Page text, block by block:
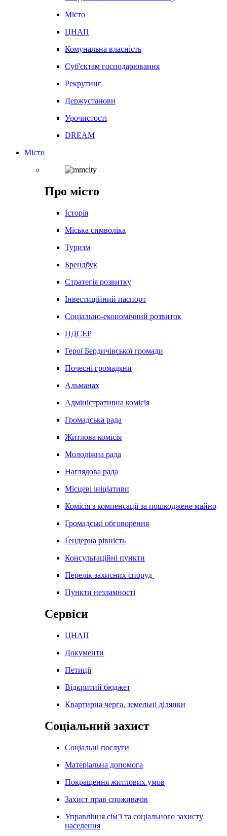
Місто
ЦНАП
Комунальна власність
Суб'єктам господарювання
Рекрутинг
Держустанови
Урочистості
DREAM
Місто
Про місто
Історія
Міська символіка
Туризм
Брендбук
Стратегія розвитку
Інвестиційний паспорт
Соціально-економічний розвиток
ПДСЕР
Герої Бердичівської громади
Почесні громадяни
Альманах
Адміністративна комісія
Громадська рада
Житлова комісія
Молодіжна рада
Наглядова рада
Місцеві ініціативи
Комісія з компенсації за пошкоджене майно
Громадські обговорення
Ґендерна рівність
Консультаційні пункти
Перелік захисних споруд
Пункти незламності
Сервіси
ЦНАП
Документи
Петиції
Відкритий бюджет
Квартирна черга, земельні ділянки
Соціальний захист
Соціальні послуги
Матеріальна допомога
Покращення житлових умов
Захист прав споживачів
Управління сім’ї та соціального захисту
населення